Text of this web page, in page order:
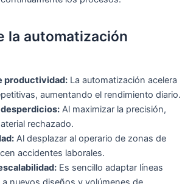
la automatización
productividad:La automatización acelera
aumentando el rendimiento diario.
Al maximizar la precisión,
rechazado.
Al desplazar al operario de zonas de
accidentes laborales.
Es sencillo adaptar líneas